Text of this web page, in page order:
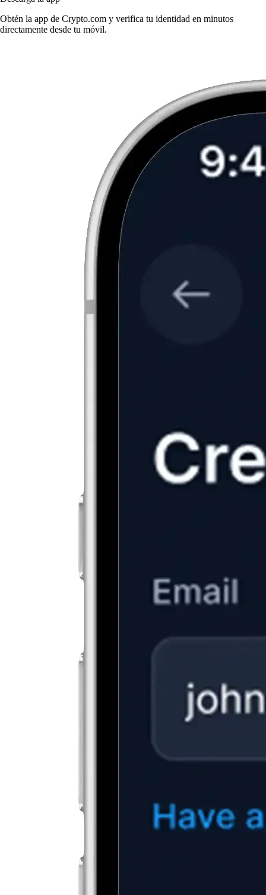
Obtén la app de Crypto.com y verifica tu identidad en minutos
directamente desde tu móvil.